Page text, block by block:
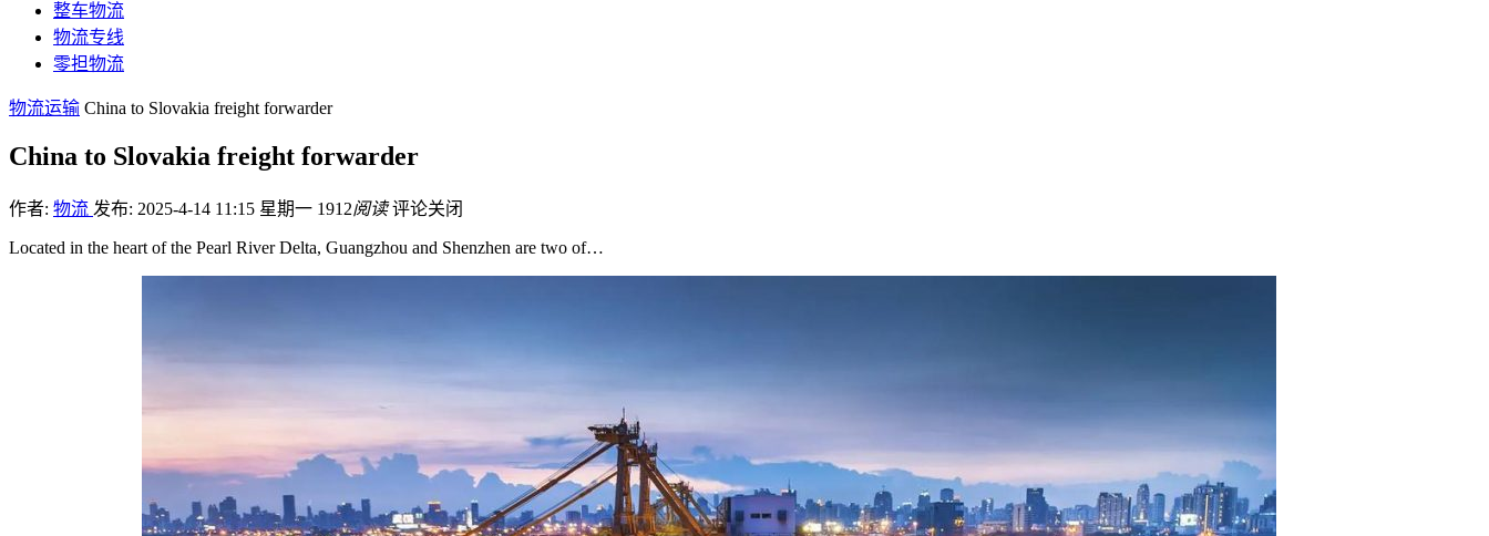
整车物流
物流专线
零担物流
物流运输 China to Slovakia freight forwarder
China to Slovakia freight forwarder
作者: 物流 发布: 2025-4-14 11:15 星期一 1912阅读 评论关闭
Located in the heart of the Pearl River Delta, Guangzhou and Shenzhen are two of…